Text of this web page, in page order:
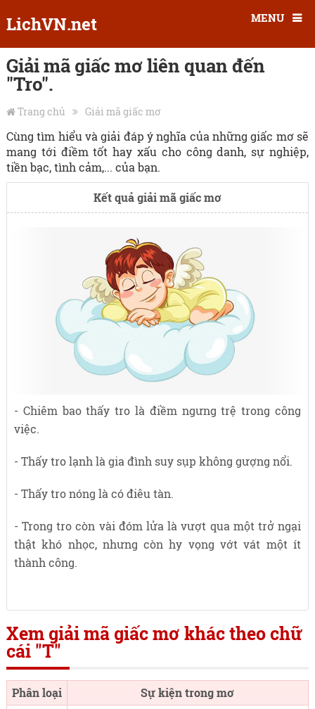
LichVN.net MENU
Giải mã giấc mơ liên quan đến
"Tro".
Trang chủ Giải mã giấc mơ
Cùng tìm hiểu và giải đáp ý nghĩa của những giấc mơ sẽ
mang tới điềm tốt hay xấu cho công danh, sự nghiệp,
tiền bạc, tình cảm,... của bạn.
Kết quả giải mã giấc mơ
- Chiêm bao thấy tro là điềm ngưng trệ trong công
việc.
- Thấy tro lạnh là gia đình suy sụp không gượng nổi.
- Thấy tro nóng là có điêu tàn.
- Trong tro còn vài đóm lửa là vượt qua một trở ngại
thật khó nhọc, nhưng còn hy vọng vớt vát một ít
thành công.
Xem giải mã giấc mơ khác theo chữ
cái "T"
Phân loại
Sự kiện trong mơ